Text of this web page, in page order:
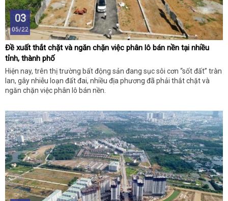
03
05/22
Đề xuất thắt chặt và ngăn chặn việc phân lô bán nền tại nhiều
tỉnh, thành phố
Hiện nay, trên thị trường bất động sản đang sục sôi cơn “sốt đất” tràn
lan, gây nhiễu loạn đất đai, nhiều địa phương đã phải thắt chặt và
ngăn chặn việc phân lô bán nền.